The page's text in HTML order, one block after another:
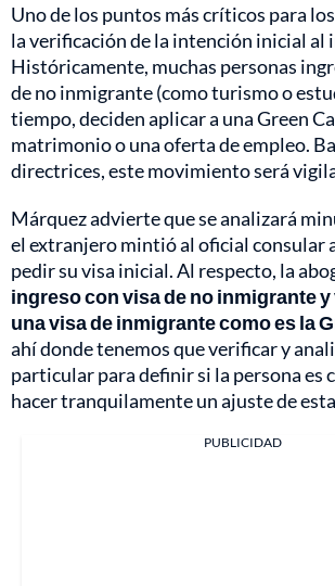
Uno de los puntos más críticos para
la verificación de la intención inicial al
Históricamente, muchas personas
de no inmigrante (como turismo o
tiempo, deciden aplicar a una Green
matrimonio o una oferta de empleo.
directrices, este movimiento será
Márquez advierte que se analizará
el extranjero mintió al oficial consular
pedir su visa inicial. Al respecto, la
ingreso con visa de no inmigrante y
una visa de inmigrante como es la
ahí donde tenemos que verificar y
particular para definir si la persona es
hacer tranquilamente un ajuste de
PUBLICIDAD